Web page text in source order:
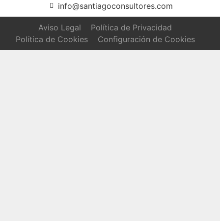
info@santiagoconsultores.com
Aviso Legal
Política de Privacidad
Política de Cookies
Configuración de Cookies